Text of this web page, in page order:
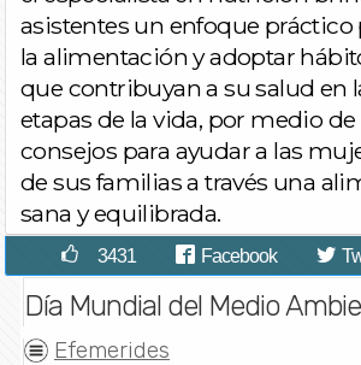
asistentes un enfoque práctico
la alimentación y adoptar
que contribuyan a su salud en
etapas de la vida, por medio de
consejos para ayudar a las
de sus familias a través una
sana y equilibrada.
3431 Facebook
Día Mundial del Medio
Efemerides